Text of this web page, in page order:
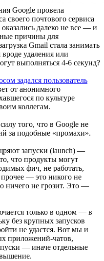
Google провела
своего почтового сервиса
далеко не все — и
причины для
Gmail стала занимать
удаления или
выполняться 4-6 секунд?
задался пользователь
от анонимного
по культуре
коллегам.
того, что в Google не
за подобные «промахи».
запуски (launch) —
что продукты могут
фич, не работать,
прочее — это никого не
ничего не грозит. Это —
только в одном — в
без крупных запусков
не удастся. Вот мы и
приложений-чатов,
— иначе отдельные